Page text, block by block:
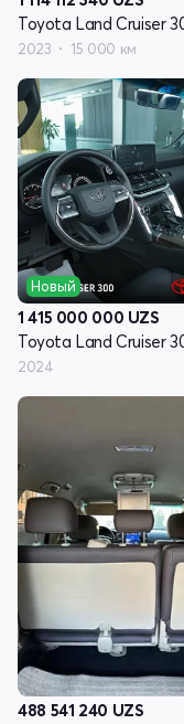
2023 15 000 км
Новый
1 415 000 000 UZS
2024
488 541 240 UZS